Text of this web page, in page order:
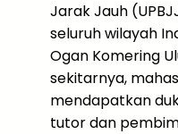
Jarak Jauh
seluruh wilayah
Ogan Komering
sekitarnya,
mendapatkan
tutor dan